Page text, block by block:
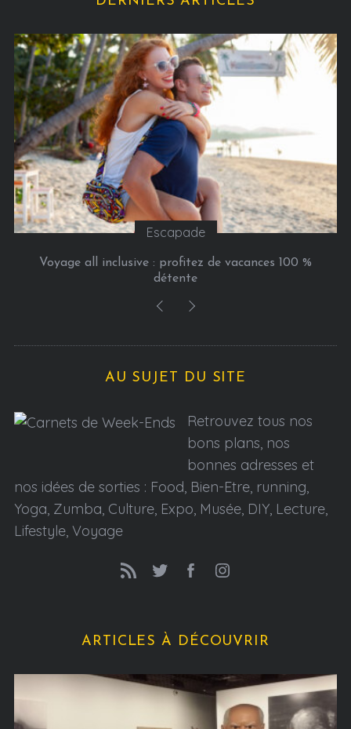
r
i
e
s
Escapade
Voyage all inclusive : profitez de vacances 100 %
détente
AU SUJET DU SITE
Retrouvez tous nos
bons plans, nos
bonnes adresses et
nos idées de sorties : Food, Bien-Etre, running,
Yoga, Zumba, Culture, Expo, Musée, DIY, Lecture,
Lifestyle, Voyage
ARTICLES À DÉCOUVRIR